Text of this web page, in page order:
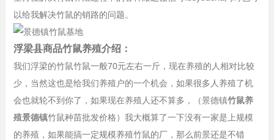
以给我解决竹鼠的销路的问题。
浮梁县商品竹鼠养殖介绍：
我们浮梁的竹鼠竹鼠一般70元左右一斤，现在养殖的人相对比较
少，当然这也是给我们养殖户的一个机会，如果很多人养殖了机
会也就轮不到你了，如果现在养殖人还不算多，（景德镇竹鼠养
殖景德镇竹鼠种苗批发价格）我大概算了一下没有一家是上规模
的养殖，如果能搞一定规模养殖竹鼠的厂，那么前景还是不错